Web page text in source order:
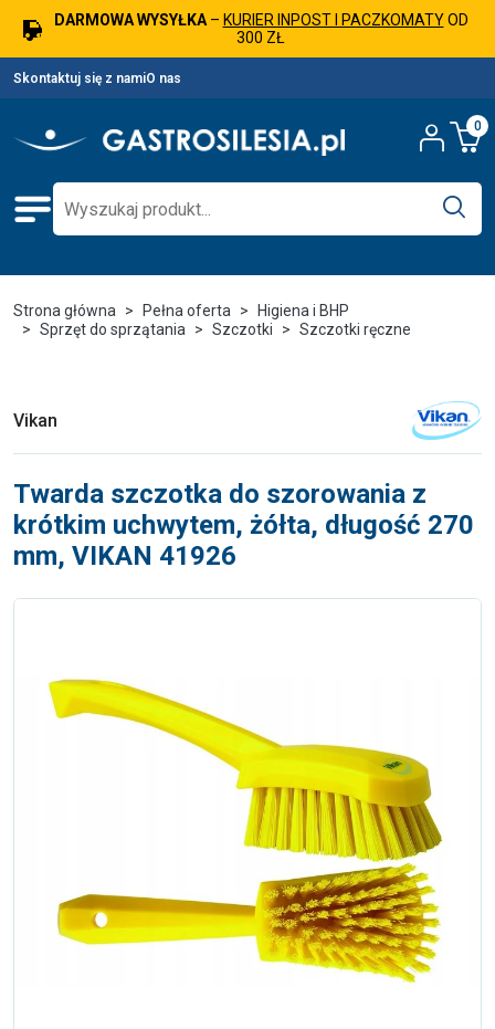
DARMOWA WYSYŁKA– KURIER INPOST I PACZKOMATYOD
300 ZŁ
Skontaktuj się z namiO nas
0
Strona główna Pełna oferta
Higiena i BHP
Sprzęt do sprzątania
Szczotki Szczotki ręczne
Vikan
Twarda szczotka do szorowania z
krótkim uchwytem, żółta, długość 270
mm, VIKAN 41926